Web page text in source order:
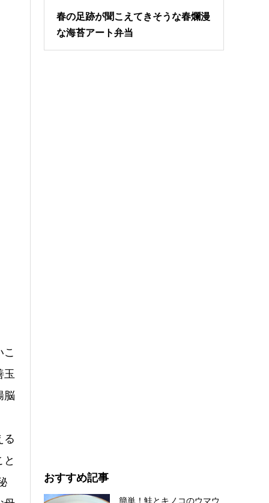
こ
玉
脳
る
春の足跡が聞こえてきそうな春爛漫
な海苔アート弁当
おすすめ記事
簡単！鮭とキノコのウマウ